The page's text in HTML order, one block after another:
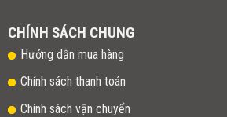
CHÍNH SÁCH CHUNG
Hướng dẫn mua hàng
Chính sách thanh toán
Chính sách vận chuyển